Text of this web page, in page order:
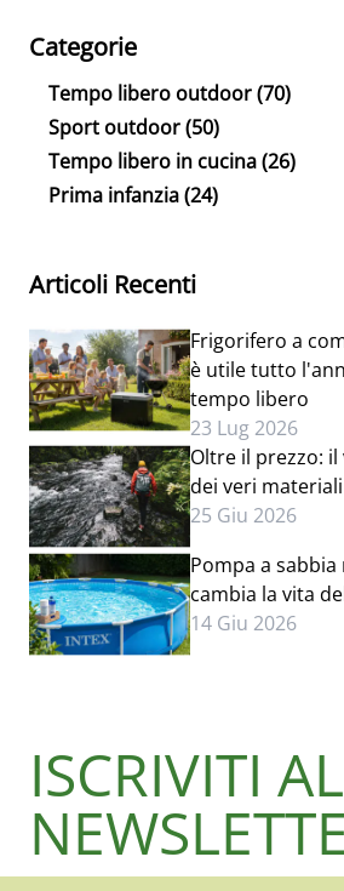
Categorie
Tempo libero outdoor(70)
Sport outdoor(50)
Tempo libero in cucina(26)
Prima infanzia(24)
Articoli Recenti
Frigorifero a
è utile tutto
tempo libero
23 Lug 2026
Oltre il prezzo:
dei veri
25 Giu 2026
Pompa a
cambia la vita
14 Giu 2026
ISCRIVITI